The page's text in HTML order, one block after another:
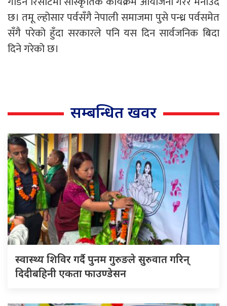
छ। तमू ल्होसार पर्वसँगै नेपाली समाजमा पुसे पन्ध्र पर्वसमेत
सँगै परेको हुँदा सरकारले पनि यस दिन सार्वजनिक बिदा
दिने गरेको छ।
सम्बन्धित खवर
स्वास्थ्य शिविर गर्दै पुनम गुरुङले सुरुवात गरिन्
दिदीबहिनी एकता फाउण्डेसन